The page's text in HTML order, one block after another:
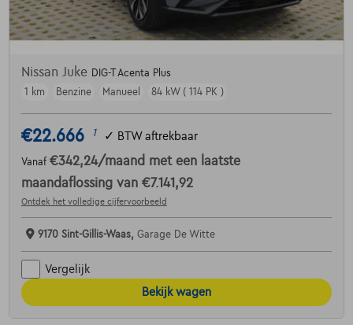
Nissan Juke DIG-T Acenta Plus
1 km
Benzine Manueel 84 kW ( 114 PK )
€22.666 1 ✓ BTW aftrekbaar
Vanaf €342,24/maand met een laatste
maandaflossing van €7.141,92
Ontdek het volledige cijfervoorbeeld
9170 Sint-Gillis-Waas, Garage De Witte
Vergelijk
Bekijk wagen